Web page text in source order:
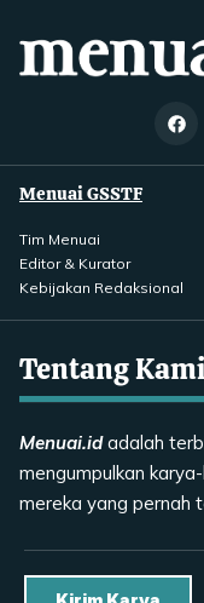
Menuai GSSTF
Tim Menuai
Editor & Kurator
Kebijakan Redaksional
Tentang Kami
Menuai.idadalah
mengumpulkan
mereka yang pernah